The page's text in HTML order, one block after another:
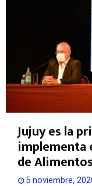
Jujuy es la
implementa
de Alimentos
5 noviembre,